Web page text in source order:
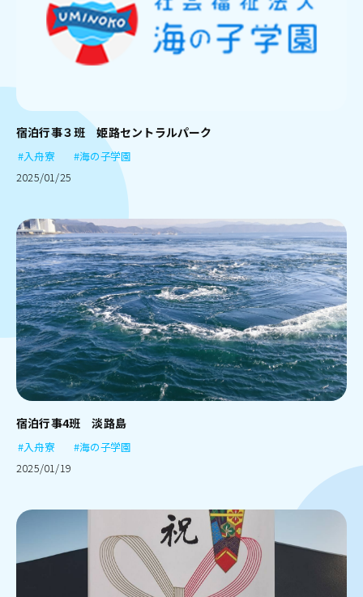
宿泊行事３班 姫路セントラルパーク
#入舟寮
#海の子学園
2025/01/25
宿泊行事4班 淡路島
#入舟寮
#海の子学園
2025/01/19